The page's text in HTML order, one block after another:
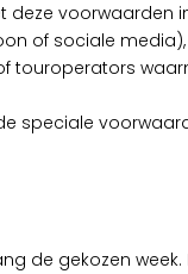
voorwaarden
of sociale
speciale
de gekozen